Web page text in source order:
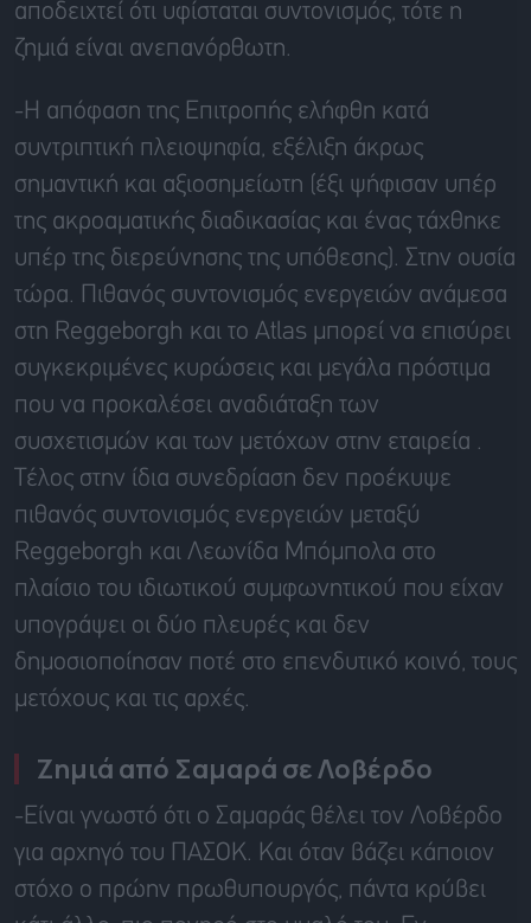
αποδειχτεί ότι υφίσταται συντονισμός, τότε η
ζημιά είναι ανεπανόρθωτη.
-Η απόφαση της Επιτροπής ελήφθη κατά
συντριπτική πλειοψηφία, εξέλιξη άκρως
σημαντική και αξιοσημείωτη (έξι ψήφισαν υπέρ
της ακροαματικής διαδικασίας και ένας τάχθηκε
υπέρ της διερεύνησης της υπόθεσης). Στην ουσία
τώρα. Πιθανός συντονισμός ενεργειών ανάμεσα
στη Reggeborgh και το Atlas μπορεί να επισύρει
συγκεκριμένες κυρώσεις και μεγάλα πρόστιμα
που να προκαλέσει αναδιάταξη των
συσχετισμών και των μετόχων στην εταιρεία .
Τέλος στην ίδια συνεδρίαση δεν προέκυψε
πιθανός συντονισμός ενεργειών μεταξύ
Reggeborgh και Λεωνίδα Μπόμπολα στο
πλαίσιο του ιδιωτικού συμφωνητικού που είχαν
υπογράψει οι δύο πλευρές και δεν
δημοσιοποίησαν ποτέ στο επενδυτικό κοινό, τους
μετόχους και τις αρχές.
Ζημιά από Σαμαρά σε Λοβέρδο
-Είναι γνωστό ότι ο Σαμαράς θέλει τον Λοβέρδο
για αρχηγό του ΠΑΣΟΚ. Και όταν βάζει κάποιον
στόχο ο πρώην πρωθυπουργός, πάντα κρύβει